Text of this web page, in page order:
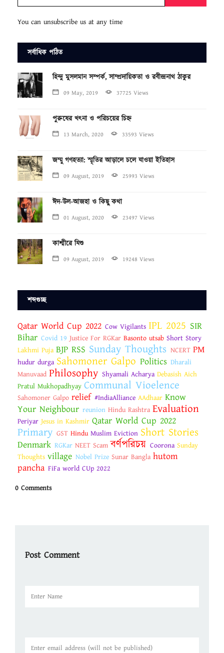
You can unsubscribe us at any time
সর্বাধিক পঠিত
হিন্দু মুসলমান সম্পর্ক, সাম্প্রদায়িকতা ও রবীন্দ্রনাথ ঠাকুর
09 May, 2019 37725 Views
পুরুষের খৎনা ও পরিচয়ের চিহ্ন
13 March, 2020 33593 Views
জম্মু গণহত্যা: স্মৃতির আড়ালে চলে যাওয়া ইতিহাস
09 August, 2019 25993 Views
ঈদ-উল-আজহা ও কিছু কথা
01 August, 2020 23497 Views
কাশ্মীরে যিশু
09 August, 2019 19248 Views
শব্দগুচ্ছ
Qatar World Cup 2022 Cow Vigilants IPL 2025 SIR
Bihar Covid 19 Justice For RGKar Basonto utsab Short Story
Lakhmi Puja BJP RSS Sunday Thoughts NCERT PM
hudur durga Sahomoner Galpo Politics Dharali
Manuvaad Philosophy Shyamali Acharya Debasish Aich
Pratul Mukhopadhyay Communal Vioelence
Sahomoner Galpo relief #IndiaAlliance AAdhaar Know
Your Neighbour reunion Hindu Rashtra Evaluation
Periyar Jesus in Kashmir Qatar World Cup 2022
Primary GST Hindu Muslim Eviction Short Stories
Denmark RGKar NEET Scam বর্ণপরিচয় Coorona Sunday
Thoughts village Nobel Prize Sunar Bangla hutom
pancha FiFa world CUp 2022
0 Comments
Post Comment